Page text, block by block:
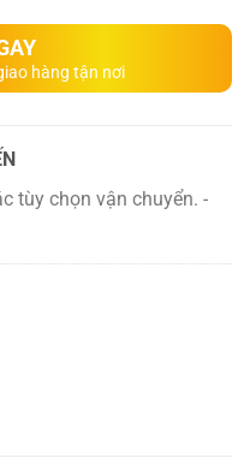
hàng tận nơi
tùy chọn vận chuyển. -